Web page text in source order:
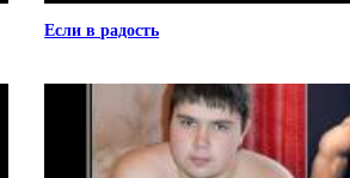
Если в радость